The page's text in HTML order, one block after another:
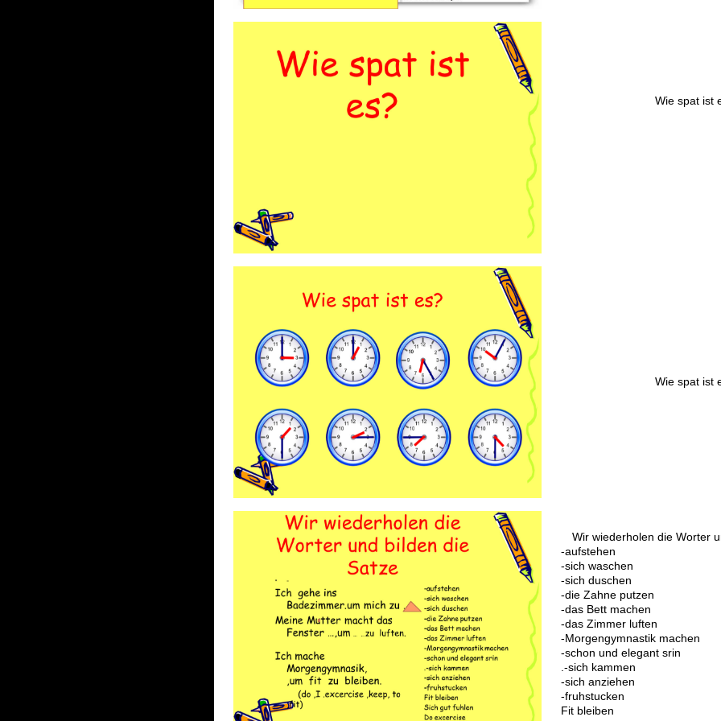
Wie spat ist
Wie spat ist
Wir wiederholen die Worter
-aufstehen
-sich waschen
-sich duschen
-die Zahne putzen
-das Bett machen
-das Zimmer luften
-Morgengymnastik machen
-schon und elegant srin
.-sich kammen
-sich anziehen
-fruhstucken
Fit bleiben